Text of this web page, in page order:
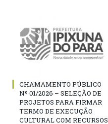
CHAMAMENTO PÚBLICO
Nº 01/2026 – SELEÇÃO DE
PROJETOS PARA FIRMAR
TERMO DE EXECUÇÃO
CULTURAL COM RECURSOS